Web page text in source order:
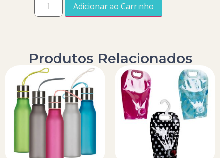
Adicionar ao Carrinho
Produtos Relacionados